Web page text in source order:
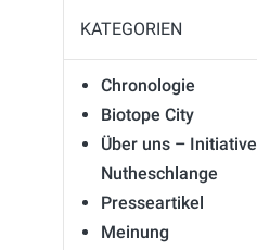
KATEGORIEN
Chronologie
Biotope City
Über uns – Initiative
Nutheschlange
Presseartikel
Meinung